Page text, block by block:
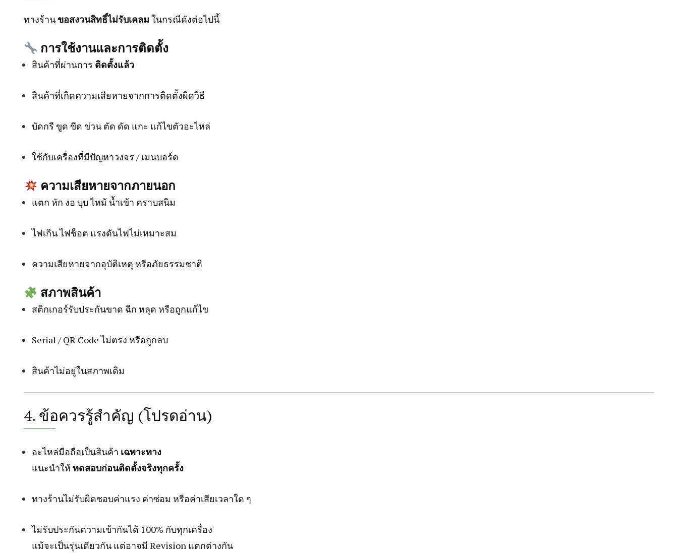
ทางร้านขอสงวนสิทธิ์ไม่รับเคลม ในกรณีดังต่อไปนี้
การใช้งานและการติดตั้ง
สินค้าที่ผ่านการ ติดตั้งแล้ว
สินค้าที่เกิดความเสียหายจากการติดตั้งผิดวิธี
บัดกรี ขูด ขีด ข่วน ตัด ดัด แกะ แก้ไขตัวอะไหล่
ใช้กับเครื่องที่มีปัญหาวงจร / เมนบอร์ด
ความเสียหายจากภายนอก
แตก หัก งอ บุบ ไหม้ น้ำเข้า คราบสนิม
ไฟเกิน ไฟช็อต แรงดันไฟไม่เหมาะสม
ความเสียหายจากอุบัติเหตุ หรือภัยธรรมชาติ
สภาพสินค้า
สติกเกอร์รับประกันขาด ฉีก หลุด หรือถูกแก้ไข
Serial / QR Code ไม่ตรง หรือถูกลบ
สินค้าไม่อยู่ในสภาพเดิม
4. ข้อควรรู้สำคัญ (โปรดอ่าน)
อะไหล่มือถือเป็นสินค้า เฉพาะทาง
แนะนำให้ทดสอบก่อนติดตั้งจริงทุกครั้ง
ทางร้านไม่รับผิดชอบค่าแรง ค่าซ่อม หรือค่าเสียเวลาใด ๆ
ไม่รับประกันความเข้ากันได้ 100% กับทุกเครื่อง
แม้จะเป็นรุ่นเดียวกัน แต่อาจมี Revision แตกต่างกัน